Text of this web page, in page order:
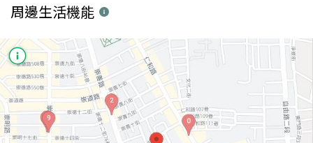
周邊生活機能